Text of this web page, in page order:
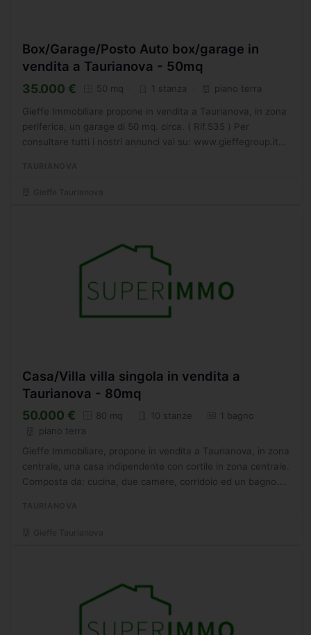
Box/Garage/Posto Auto box/garage in
vendita a Taurianova - 50mq
35.000 € 50 mq 1 stanza piano terra
Gieffe Immobiliare propone in vendita a Taurianova, in zona
periferica, un garage di 50 mq. circa. ( Rif.535 ) Per
consultare tutti i nostri annunci vai su: www.gieffegroup.it
Casa/Villa villa singola in vendita a
Taurianova - 80mq
50.000 € 80 mq 10 stanze
1 bagno
piano terra
Gieffe Immobiliare, propone in vendita a Taurianova, in zona
centrale, una casa indipendente con cortile in zona centrale.
Composta da: cucina, due camere, corridoio ed un bagno.